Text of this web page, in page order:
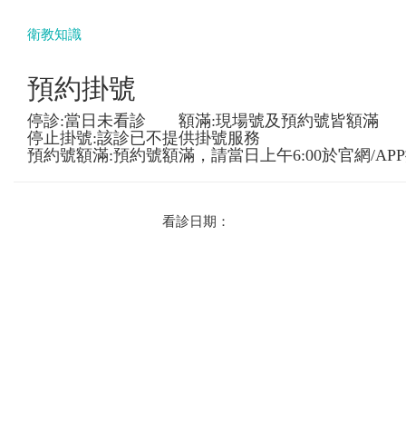
衛教知識
預約掛號
停診:當日未看診 額滿:現場號及預約號皆額滿
停止掛號:該診已不提供掛號服務
預約號額滿:預約號額滿，請當日上午6:00於官網/
看診日期：